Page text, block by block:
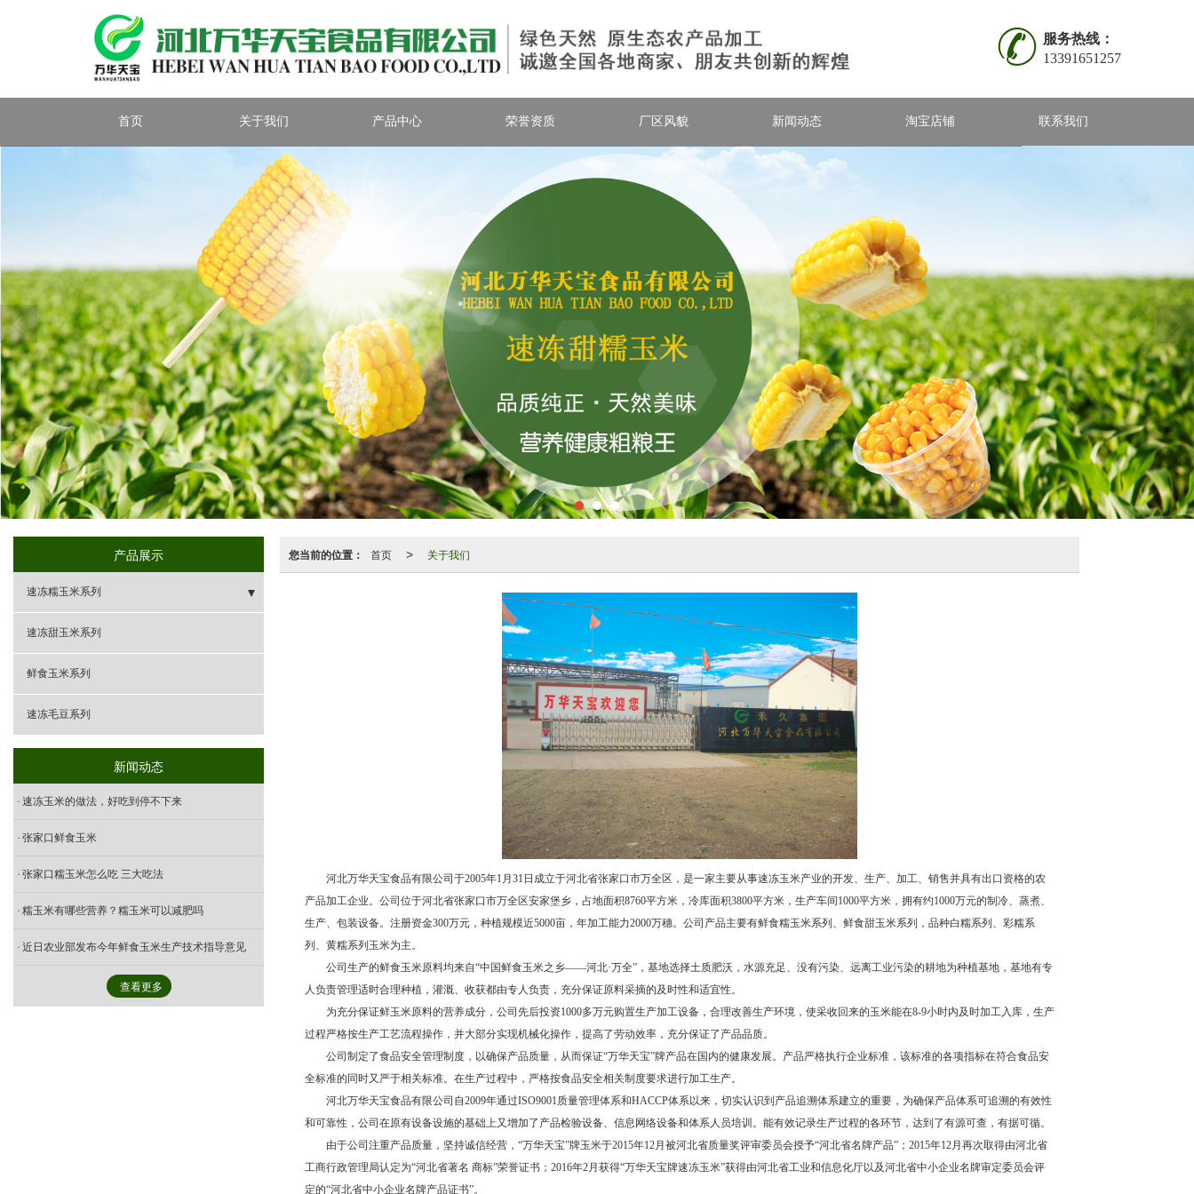
服务热线：
13391651257
首页 关于我们 产品中心 荣誉资质 厂区风貌 新闻动态 淘宝店铺 联系我们
您当前的位置： 首页 > 关于我们
河北万华天宝食品有限公司于2005年1月31日成立于河北省张家口市万全区，是一家主要从事速冻玉米产业的开发、生产、加工、销售并具有出口资格的农
产品加工企业。公司位于河北省张家口市万全区安家堡乡，占地面积8760平方米，冷库面积3800平方米，生产车间1000平方米，拥有约1000万元的制冷、蒸煮、
生产、包装设备。注册资金300万元，种植规模近5000亩，年加工能力2000万穗。公司产品主要有鲜食糯玉米系列、鲜食甜玉米系列，品种白糯系列、彩糯系
列、黄糯系列玉米为主。
公司生产的鲜食玉米原料均来自“中国鲜食玉米之乡——河北·万全”，基地选择土质肥沃，水源充足、没有污染、远离工业污染的耕地为种植基地，基地有专
人负责管理适时合理种植，灌溉、收获都由专人负责，充分保证原料采摘的及时性和适宜性。
为充分保证鲜玉米原料的营养成分，公司先后投资1000多万元购置生产加工设备，合理改善生产环境，使采收回来的玉米能在8-9小时内及时加工入库，生产
过程严格按生产工艺流程操作，并大部分实现机械化操作，提高了劳动效率，充分保证了产品品质。
公司制定了食品安全管理制度，以确保产品质量，从而保证“万华天宝”牌产品在国内的健康发展。产品严格执行企业标准，该标准的各项指标在符合食品安
全标准的同时又严于相关标准。在生产过程中，严格按食品安全相关制度要求进行加工生产。
河北万华天宝食品有限公司自2009年通过ISO9001质量管理体系和HACCP体系以来，切实认识到产品追溯体系建立的重要，为确保产品体系可追溯的有效性
和可靠性，公司在原有设备设施的基础上又增加了产品检验设备、信息网络设备和体系人员培训。能有效记录生产过程的各环节，达到了有源可查，有据可循。
由于公司注重产品质量，坚持诚信经营，“万华天宝”牌玉米于2015年12月被河北省质量奖评审委员会授予“河北省名牌产品”；2015年12月再次取得由河北省
工商行政管理局认定为“河北省著名 商标”荣誉证书；2016年2月获得“万华天宝牌速冻玉米”获得由河北省工业和信息化厅以及河北省中小企业名牌审定委员会评
定的“河北省中小企业名牌产品证书”。
产品展示
速冻糯玉米系列
- 速冻甜糯玉米礼盒装
- 甜糯玉米（彩）
- 甜糯玉米（黄）
- 甜糯玉米（白）
速冻甜玉米系列
鲜食玉米系列
速冻毛豆系列
新闻动态
速冻玉米的做法，好吃到停不下来
张家口鲜食玉米
张家口糯玉米怎么吃 三大吃法
糯玉米有哪些营养？糯玉米可以减肥吗
近日农业部发布今年鲜食玉米生产技术指导意见
查看更多